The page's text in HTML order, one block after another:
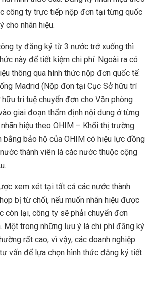
công ty trực tiếp nộp đơn tại từng quốc
cho nhãn hiệu.
ty đăng ký từ 3 nước trở xuống thì
này để tiết kiệm chi phí. Ngoài ra có
thông qua hình thức nộp đơn quốc tế:
Madrid (Nộp đơn tại Cục Sở hữu trí
trí tuệ chuyển đơn cho Văn phòng
giai đoạn thẩm định nội dung ở từng
hiệu theo OHIM – Khối thị trường
bằng bảo hộ của OHIM có hiệu lực đồng
thành viên là các nước thuộc cộng
xem xét tại tất cả các nước thành
bị từ chối, nếu muốn nhãn hiệu được
còn lại, công ty sẽ phải chuyển đơn
Một trong những lưu ý là chi phí đăng ký
rất cao, vì vậy, các doanh nghiệp
vấn để lựa chọn hình thức đăng ký tiết